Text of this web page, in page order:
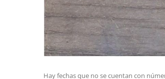
Hay fechas que no se cuentan con